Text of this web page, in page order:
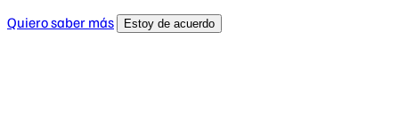
Quiero saber más
Estoy de acuerdo